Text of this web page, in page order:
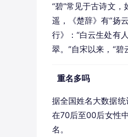
“碧”常见于古诗文，
遥，《楚辞》有“扬
行》：“白云生处有
翠。”自宋以来，“碧
重名多吗
据全国姓名大数据统
在70后至00后女性
名。